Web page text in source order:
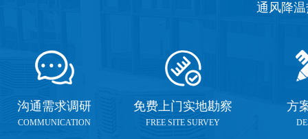
通风降
沟通需求调研
COMMUNICATION
免费上门实地勘察
FREE SITE SURVEY
方